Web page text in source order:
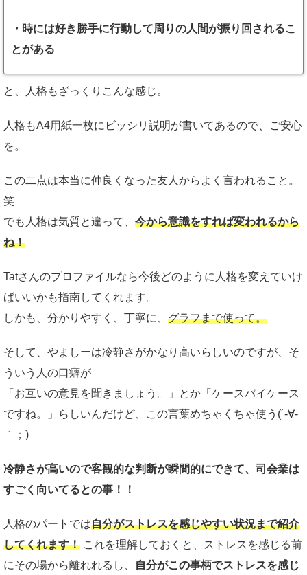
・時には好き勝手に行動して周りの人間が振り回されるこ
とがある
と、人格もざっくりこんな感じ。
人格もA4用紙一枚にビッシリ説明が書いてあるので、ご安心
を。
この二点は本当に仲良くなった友人からよく言われること。
笑
でも人格は気質と違って、 今から意識をすれば変われるから
ね！
Tatさんのプロファイルなら今後どのように人格を変えていけ
ばいいかも指南してくれます。
しかも、分かりやすく、丁寧に、 グラフまで使って。
そして、やましーは冷静さがかなり高いらしいのですが、そ
ういう人の口癖が
「お互いの意見を聞きましょう。」とか「ケースバイケース
ですね。」らしいんだけど、この言葉めちゃくちゃ使う(´-∀-
｀；)
冷静さが高いので客観的な判断が瞬間的にできて、司会業は
すごく向いてるとの事！！
人格のパートでは自分がストレスを感じやすい状況まで紹介
してくれます！ これを理解しておくと、ストレスを感じる前
にその場から離れれるし、
自分がこの事柄でストレスを感じ